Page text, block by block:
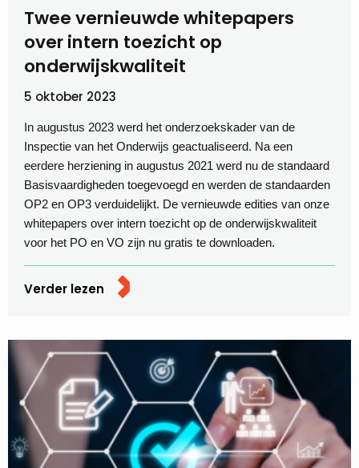
Twee vernieuwde whitepapers
over intern toezicht op
onderwijskwaliteit
5 oktober 2023
In augustus 2023 werd het onderzoekskader van de
Inspectie van het Onderwijs geactualiseerd. Na een
eerdere herziening in augustus 2021 werd nu de standaard
Basisvaardigheden toegevoegd en werden de standaarden
OP2 en OP3 verduidelijkt. De vernieuwde edities van onze
whitepapers over intern toezicht op de onderwijskwaliteit
voor het PO en VO zijn nu gratis te downloaden.
Verder lezen